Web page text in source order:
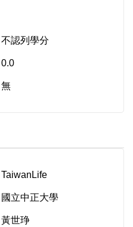
不認列學分
0.0
無
TaiwanLife
國立中正大學
黃世琤